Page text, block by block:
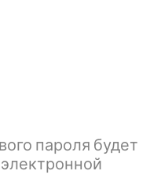
пароля будет